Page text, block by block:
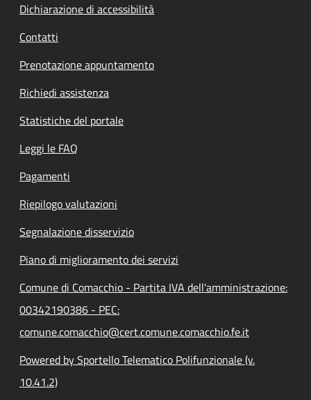
Dichiarazione di accessibilità
Contatti
Prenotazione appuntamento
Richiedi assistenza
Statistiche del portale
Leggi le FAQ
Pagamenti
Riepilogo valutazioni
Segnalazione disservizio
Piano di miglioramento dei servizi
Comune di Comacchio - Partita IVA dell'amministrazione:
00342190386 - PEC:
comune.comacchio@cert.comune.comacchio.fe.it
Powered by Sportello Telematico Polifunzionale (v.
10.41.2)